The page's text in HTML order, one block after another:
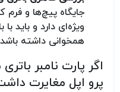
جایگاه پیچ‌ها و فرم
ویژه‌ای دارد و باید
همخوانی داشته
اگر پارت نامبر
پرو اپل مغایرت